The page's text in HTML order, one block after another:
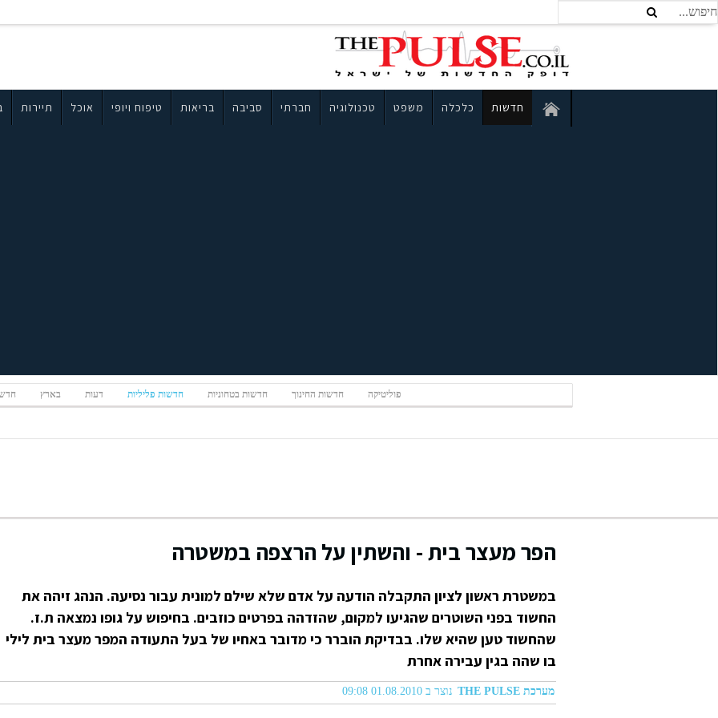
חדשות כלכלה משפט טכנולוגיה חברתי סביבה בריאות טיפוח ויופי אוכל תיירות
פוליטיקה חדשות החינוך חדשות בטחוניות חדשות פליליות דעות בארץ
הפר מעצר בית - והשתין על הרצפה במשטרה
במשטרת ראשון לציון התקבלה הודעה על אדם שלא שילם למונית עבור נסיעה. הנהג זיהה את
החשוד בפני השוטרים שהגיעו למקום, שהזדהה בפרטים כוזבים. בחיפוש על גופו נמצאה ת.ז.
שהחשוד טען שהיא שלו. בבדיקת הוברר כי מדובר באחיו של בעל התעודה המפר מעצר בית לילי
בו שהה בגין עבירה אחרת
מערכת THE PULSE נוצר ב 01.08.2010 09:08